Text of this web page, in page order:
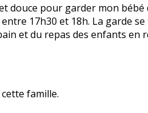
douce pour garder mon
17h30 et 18h. La garde
et du repas des enfants en
famille.